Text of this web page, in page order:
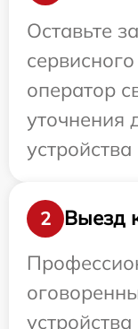
Оставьте
оператор
уточнения
2
Выезд